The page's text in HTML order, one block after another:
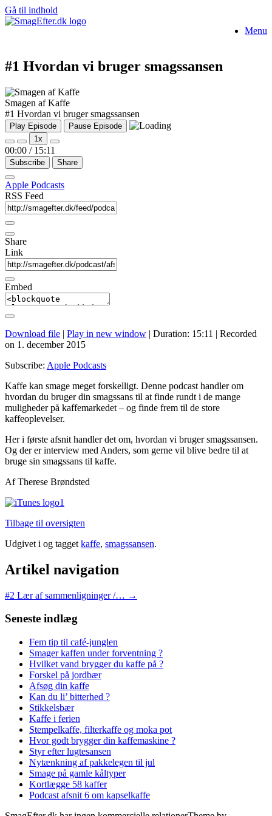
Gå til indhold
Menu
#1 Hvordan vi bruger smagssansen
Smagen af Kaffe
#1 Hvordan vi bruger smagssansen
Play Episode
Pause Episode
1x
00:00 / 15:11
Subscribe Share
Apple Podcasts
RSS Feed
Share
Link
Embed
Download file | Play in new window | Duration: 15:11 | Recorded
on 1. december 2015
Subscribe: Apple Podcasts
Kaffe kan smage meget forskelligt. Denne podcast handler om
hvordan du bruger din smagssans til at finde rundt i de mange
muligheder på kaffemarkedet – og finde frem til de store
kaffeoplevelser.
Her i første afsnit handler det om, hvordan vi bruger smagssansen.
Og der er interview med Anders, som gerne vil blive bedre til at
bruge sin smagssans til kaffe.
Af Therese Brøndsted
Tilbage til oversigten
Udgivet i og tagget kaffe, smagssansen.
Artikel navigation
#2 Lær af sammenligninger /… →
Seneste indlæg
Fem tip til café-junglen
Smager kaffen under forventning ?
Hvilket vand brygger du kaffe på ?
Forskel på jordbær
Afsøg din kaffe
Kan du li’ bitterhed ?
Stikkelsbær
Kaffe i ferien
Stempelkaffe, filterkaffe og moka pot
Hvor godt brygger din kaffemaskine ?
Styr efter lugtesansen
Nytænkning af pakkelegen til jul
Smage på gamle kåltyper
Kortlægge 58 kaffer
Podcast afsnit 6 om kapselkaffe